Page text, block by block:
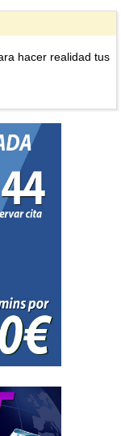
hacer realidad tus